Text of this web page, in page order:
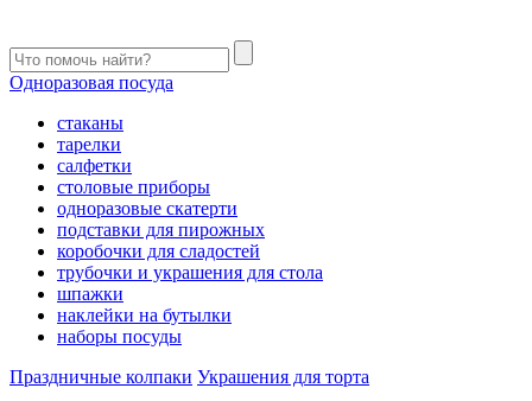
Одноразовая посуда
стаканы
тарелки
салфетки
столовые приборы
одноразовые скатерти
подставки для пирожных
коробочки для сладостей
трубочки и украшения для стола
шпажки
наклейки на бутылки
наборы посуды
Праздничные колпаки Украшения для торта